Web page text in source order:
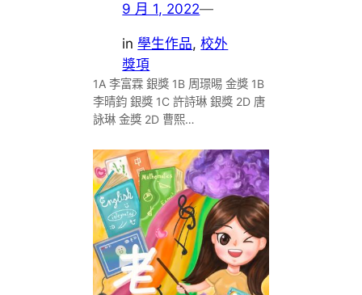
9 月 1, 2022—
in學生作品, 校外
獎項
1A 李富霖 銀獎 1B 周璟晹 金獎 1B
李晴鈞 銀獎 1C 許詩琳 銀獎 2D 唐
詠琳 金獎 2D 曹熙…